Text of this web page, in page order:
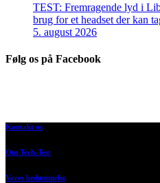
TEST: Fremragende lyd i
brug for et headset der kan
5. august 2026
Følg os på Facebook
Kontakt os
Om Tech-Test
Vores bedømmelse